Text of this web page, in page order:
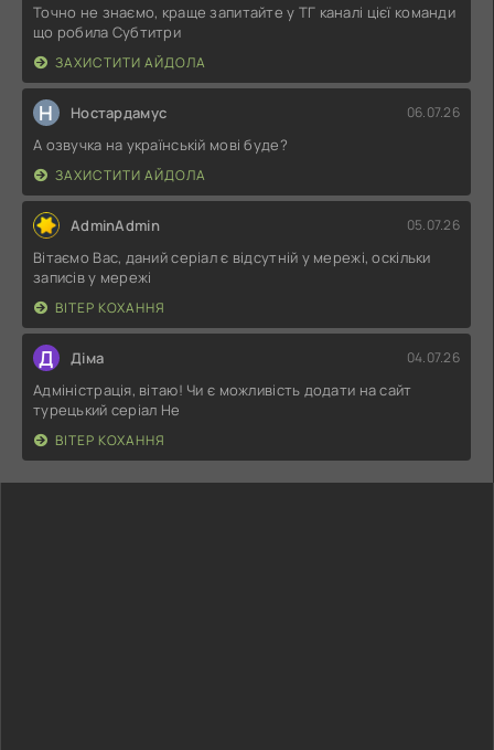
Точно не знаємо, краще запитайте у ТГ каналі цієї команди
що робила Субтитри
ЗАХИСТИТИ АЙДОЛА
Н Ностардамус 06.07.26
А озвучка на українській мові буде?
ЗАХИСТИТИ АЙДОЛА
AdminAdmin 05.07.26
Вітаємо Вас, даний серіал є відсутній у мережі, оскільки
записів у мережі
ВІТЕР КОХАННЯ
Д Діма 04.07.26
Адміністрація, вітаю! Чи є можливість додати на сайт
турецький серіал Не
ВІТЕР КОХАННЯ